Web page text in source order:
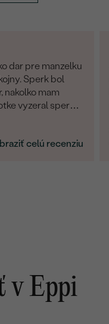
dar pre manzelku
Sperk bol
nakolko mam
vyzeral sperk
krku). Naviac
pisanymcelú recenziu
v Eppi